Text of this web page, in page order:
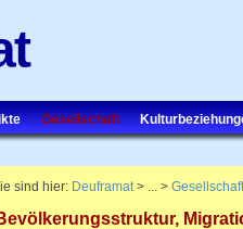
Gesellschaft
sind hier: Deuframat> ... > Gesellschaft